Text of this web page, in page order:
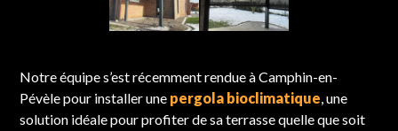
Notre équipe s’est récemment rendue à Camphin-en-
Pévèle pour installer une pergola bioclimatique, une
solution idéale pour profiter de sa terrasse quelle que soit